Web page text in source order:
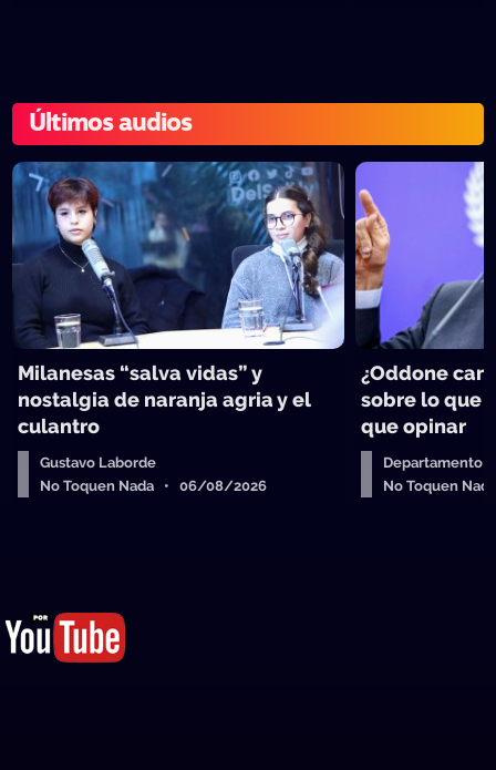
Últimos audios
Milanesas “salva vidas” y
nostalgia de naranja agria y el
culantro
Gustavo Laborde
No Toquen Nada • 06/08/2026
¿Oddone
sobre lo que
que opinar
Departamento
No Toquen